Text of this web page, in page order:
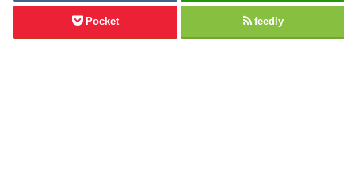
Pocket feedly